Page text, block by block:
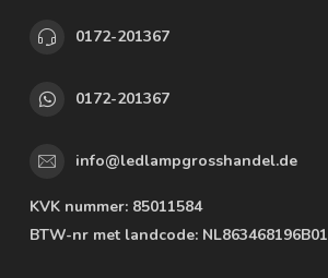
0172-201367
0172-201367
info@ledlampgrosshandel.de
KVK nummer: 85011584
BTW-nr met landcode: NL863468196B01